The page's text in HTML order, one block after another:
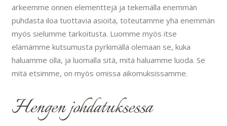
arkeemme onnen elementtejä ja tekemälla enemmän
puhdasta iloa tuottavia asioita, toteutamme yhä enemmän
myös sielumme tarkoitusta. Luomme myös itse
elämämme kutsumusta pyrkimällä olemaan se, kuka
haluamme olla, ja luomalla sitä, mitä haluamme luoda. Se
mitä etsimme, on myös omissa aikomuksissamme.
Hengen johdatuksessa